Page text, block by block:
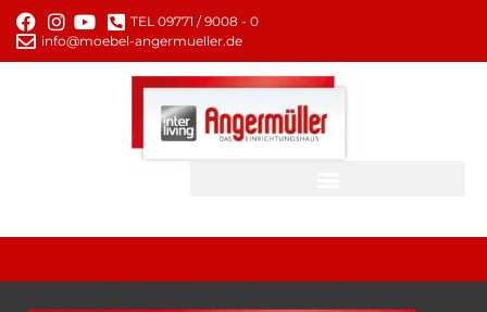
TEL 09771 / 9008 - 0
info@moebel-angermueller.de